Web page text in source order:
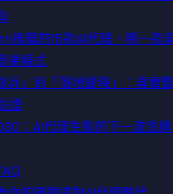
推薦的15款AI代理，哪一款
業模式
兵」到「落地變現」：真實
證
：AI代理生態的下一波洗